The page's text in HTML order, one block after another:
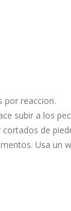
por reaccion.
subir a los
de
Usa un